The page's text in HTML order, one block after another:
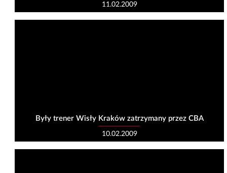
11.02.2009
Były trener Wisły Kraków zatrzymany przez CBA
10.02.2009